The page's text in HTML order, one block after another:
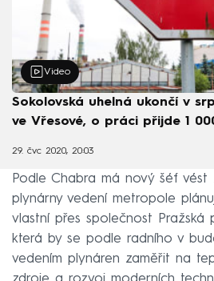
Video
Sokolovská uhelná ukončí v
ve Vřesové, o práci přijde 1
29. čvc 2020, 20:03
Podle Chabra má nový šéf vést
plynárny vedení metropole
vlastní přes společnost Pražská
která by se podle radního v
vedením plynáren zaměřit na